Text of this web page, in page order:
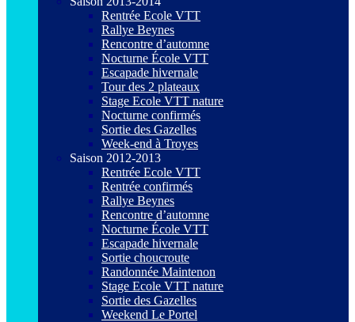
Rentrée Ecole VTT
Rallye Beynes
Rencontre d’automne
Nocturne École VTT
Escapade hivernale
Tour des 2 plateaux
Stage Ecole VTT nature
Nocturne confirmés
Sortie des Gazelles
Week-end à Troyes
Saison 2012-2013
Rentrée Ecole VTT
Rentrée confirmés
Rallye Beynes
Rencontre d’automne
Nocturne École VTT
Escapade hivernale
Sortie choucroute
Randonnée Maintenon
Stage Ecole VTT nature
Sortie des Gazelles
Weekend Le Portel